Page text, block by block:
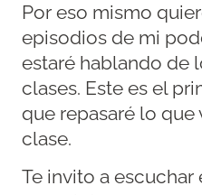
Por eso mismo
episodios de mi
estaré hablando de
clases. Este es el
que repasaré lo que
clase.
Te invito a escuchar